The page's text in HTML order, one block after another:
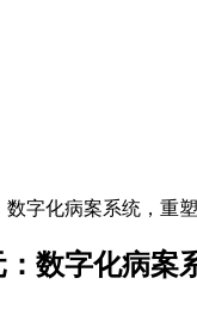
数字化病案系统，重
数字化病案